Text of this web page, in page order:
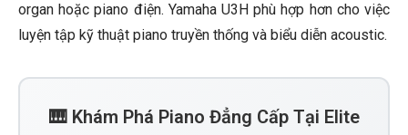
organ hoặc piano điện. Yamaha U3H phù hợp hơn cho việc
luyện tập kỹ thuật piano truyền thống và biểu diễn acoustic.
🎹 Khám Phá Piano Đẳng Cấp Tại Elite